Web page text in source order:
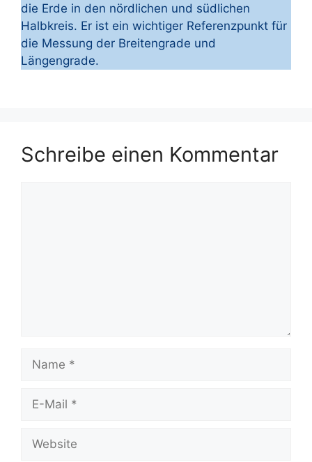
die Erde in den nördlichen und südlichen
Halbkreis. Er ist ein wichtiger Referenzpunkt für
die Messung der Breitengrade und
Längengrade.
Schreibe einen Kommentar
Name
Website